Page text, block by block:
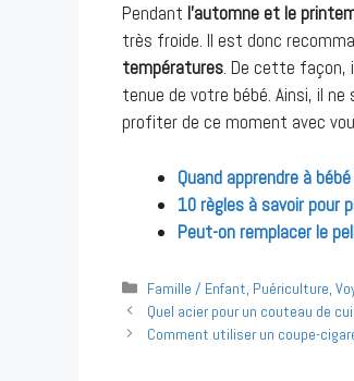
Pendant l’automne et le
très froide. Il est donc
températures. De cette façon,
tenue de votre bébé. Ainsi, il
profiter de ce moment avec
Quand apprendre à
10 règles à savoir pour
Peut-on remplacer le
Catégories
Famille / Enfant, Puériculture,
Navigation
des
Quel acier pour un couteau de
Comment utiliser un coupe-